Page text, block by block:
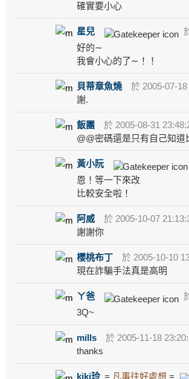
確實要小心
星兒
好的∼
我會小心的了∼！！
貝蒂章魚燒
於 2005-07-
謝.
飯團
於 2005-08-31
@@密碼還是只有自己知道
黃小阮
恩！等一下來改
比較安全啦！
阿威
於 2005-10-07
謝謝你
櫻桃布丁
於 2005-10-10
現在詐騙手法真是高明
ㄚ爸
3Q~
mills
於 2005-11-18
thanks
kiki玲 = 凡事往好處想 =